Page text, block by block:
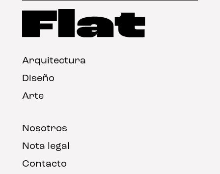
Arquitectura
Diseño
Arte
Nosotros
Nota legal
Contacto